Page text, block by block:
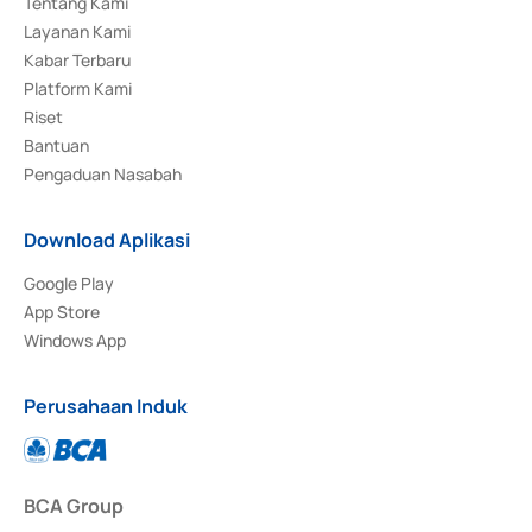
Layanan Kami
Kabar Terbaru
Platform Kami
Riset
Bantuan
Pengaduan Nasabah
Download Aplikasi
Google Play
App Store
Windows App
Perusahaan Induk
BCA Group